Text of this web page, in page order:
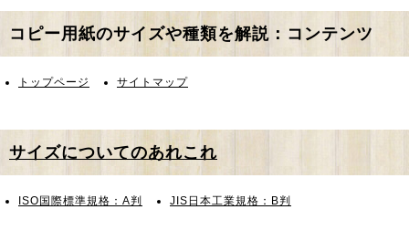
コピー用紙のサイズや種類を解説：コンテンツ
トップページ サイトマップ
サイズについてのあれこれ
ISO国際標準規格：A判 JIS日本工業規格：B判